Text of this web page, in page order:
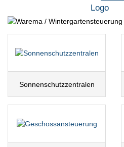
Sonnenschutzzentralen